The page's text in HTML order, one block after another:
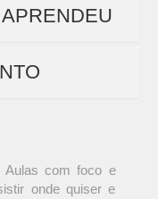
Aulas com foco e
onde quiser e